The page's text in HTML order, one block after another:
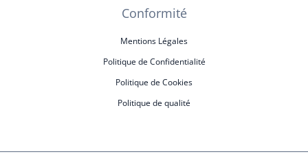
Conformité
Mentions Légales
Politique de Confidentialité
Politique de Cookies
Politique de qualité